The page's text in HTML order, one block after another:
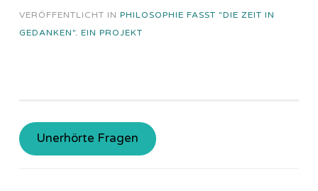
VERÖFFENTLICHT IN PHILOSOPHIE FASST "DIE ZEIT IN
GEDANKEN". EIN PROJEKT
Unerhörte Fragen